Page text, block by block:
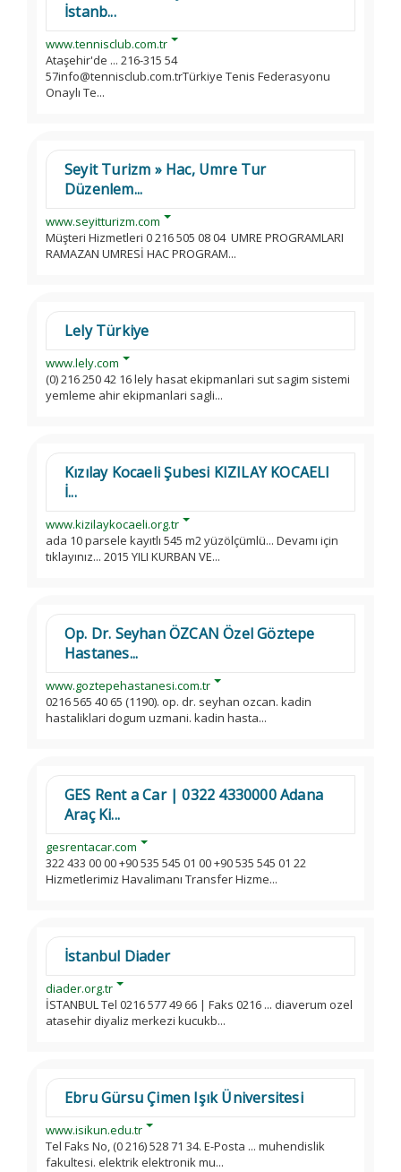
İstanb...
www.tennisclub.com.tr
Ataşehir'de ... 216-315 54
57info@tennisclub.com.trTürkiye Tenis Federasyonu
Onaylı Te...
Seyit Turizm » Hac, Umre Tur
Düzenlem...
www.seyitturizm.com
Müşteri Hizmetleri 0 216 505 08 04 UMRE PROGRAMLARI
RAMAZAN UMRESİ HAC PROGRAM...
Lely Türkiye
www.lely.com
(0) 216 250 42 16 lely hasat ekipmanlari sut sagim sistemi
yemleme ahir ekipmanlari sagli...
Kızılay Kocaeli Şubesi KIZILAY KOCAELI
İ...
www.kizilaykocaeli.org.tr
ada 10 parsele kayıtlı 545 m2 yüzölçümlü... Devamı için
tıklayınız... 2015 YILI KURBAN VE...
Op. Dr. Seyhan ÖZCAN Özel Göztepe
Hastanes...
www.goztepehastanesi.com.tr
0216 565 40 65 (1190). op. dr. seyhan ozcan. kadin
hastaliklari dogum uzmani. kadin hasta...
GES Rent a Car | 0322 4330000 Adana
Araç Ki...
gesrentacar.com
322 433 00 00 +90 535 545 01 00 +90 535 545 01 22
Hizmetlerimiz Havalimanı Transfer Hizme...
İstanbul Diader
diader.org.tr
İSTANBUL Tel 0216 577 49 66 | Faks 0216 ... diaverum ozel
atasehir diyaliz merkezi kucukb...
Ebru Gürsu Çimen Işık Üniversitesi
www.isikun.edu.tr
Tel Faks No, (0 216) 528 71 34. E-Posta ... muhendislik
fakultesi. elektrik elektronik mu...